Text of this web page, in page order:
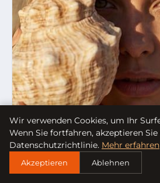
Wir verwenden Cookies, um Ihr
Wenn Sie fortfahren, akzeptieren Sie
Datenschutzrichtlinie. Mehr erfahren
Akzeptieren Ablehnen